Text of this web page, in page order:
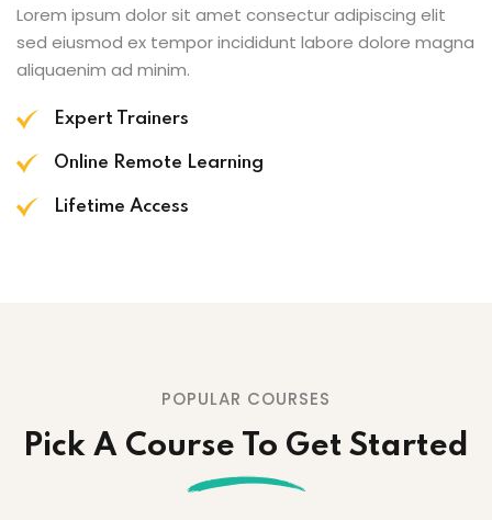
Lorem ipsum dolor sit amet consectur adipiscing elit
sed eiusmod ex tempor incididunt labore dolore magna
aliquaenim ad minim.
Expert Trainers
Online Remote Learning
Lifetime Access
POPULAR COURSES
Pick A Course To Get Started